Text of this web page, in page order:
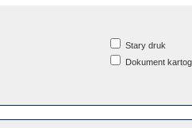
Stary druk
Dokument